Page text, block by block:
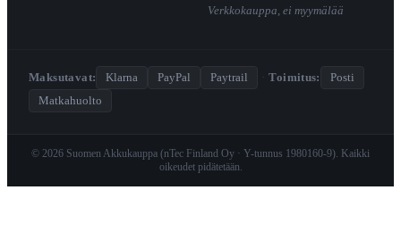
Verkkokauppa, ei myymälää
Maksutavat: Klarna PayPal Paytrail · Toimitus:
Posti
Matkahuolto
© 2026 Suomen Akkukauppa (nTec Finland Oy · Y-tunnus 1980160-9). Kaikki
oikeudet pidätetään.